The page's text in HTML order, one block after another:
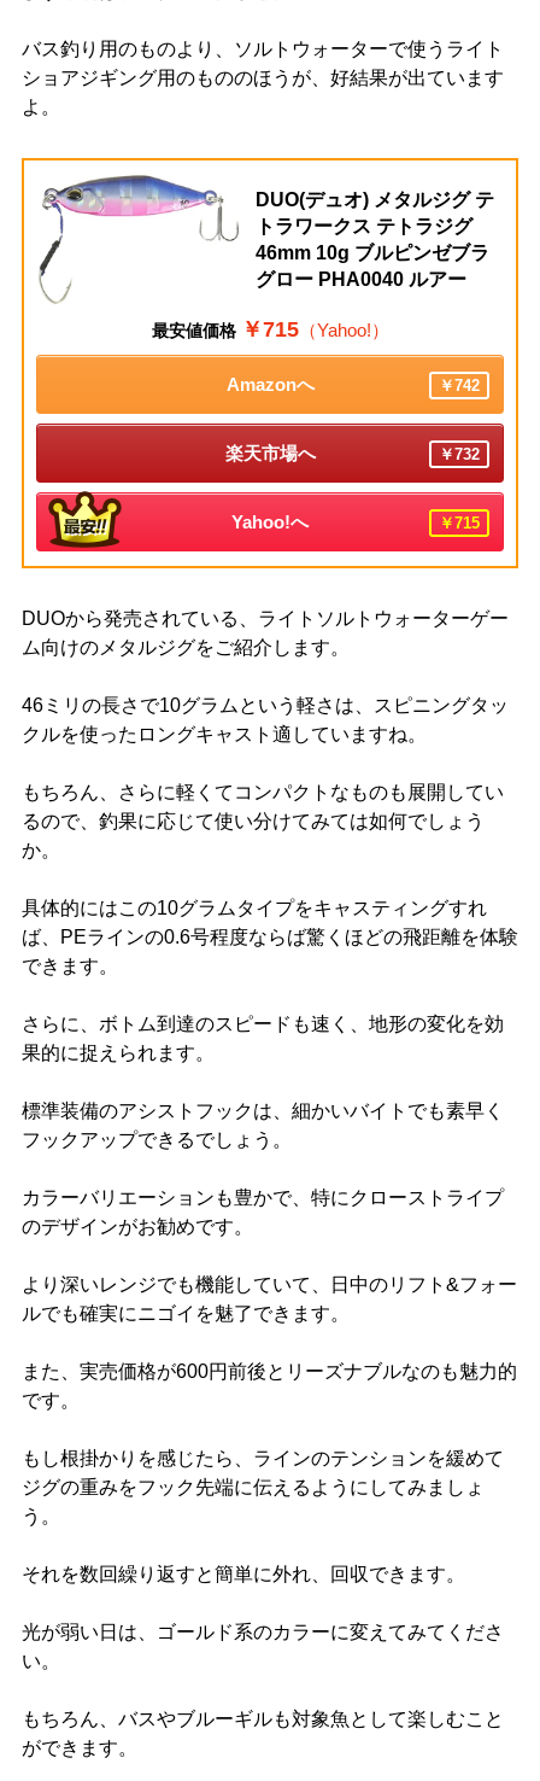
バス釣り用のものより、ソルトウォーターで使うライト
ショアジギング用のもののほうが、好結果が出ています
よ。
DUO(デュオ) メタルジグ テ
トラワークス テトラジグ
46mm 10g ブルピンゼブラ
グロー PHA0040 ルアー
最安値価格 ￥715（Yahoo!）
Amazonへ ￥742
楽天市場へ ￥732
Yahoo!へ ￥715
DUOから発売されている、ライトソルトウォーターゲー
ム向けのメタルジグをご紹介します。
46ミリの長さで10グラムという軽さは、スピニングタッ
クルを使ったロングキャスト適していますね。
もちろん、さらに軽くてコンパクトなものも展開してい
るので、釣果に応じて使い分けてみては如何でしょう
か。
具体的にはこの10グラムタイプをキャスティングすれ
ば、PEラインの0.6号程度ならば驚くほどの飛距離を体験
できます。
さらに、ボトム到達のスピードも速く、地形の変化を効
果的に捉えられます。
標準装備のアシストフックは、細かいバイトでも素早く
フックアップできるでしょう。
カラーバリエーションも豊かで、特にクローストライプ
のデザインがお勧めです。
より深いレンジでも機能していて、日中のリフト&フォー
ルでも確実にニゴイを魅了できます。
また、実売価格が600円前後とリーズナブルなのも魅力的
です。
もし根掛かりを感じたら、ラインのテンションを緩めて
ジグの重みをフック先端に伝えるようにしてみましょ
う。
それを数回繰り返すと簡単に外れ、回収できます。
光が弱い日は、ゴールド系のカラーに変えてみてくださ
い。
もちろん、バスやブルーギルも対象魚として楽しむこと
ができます。